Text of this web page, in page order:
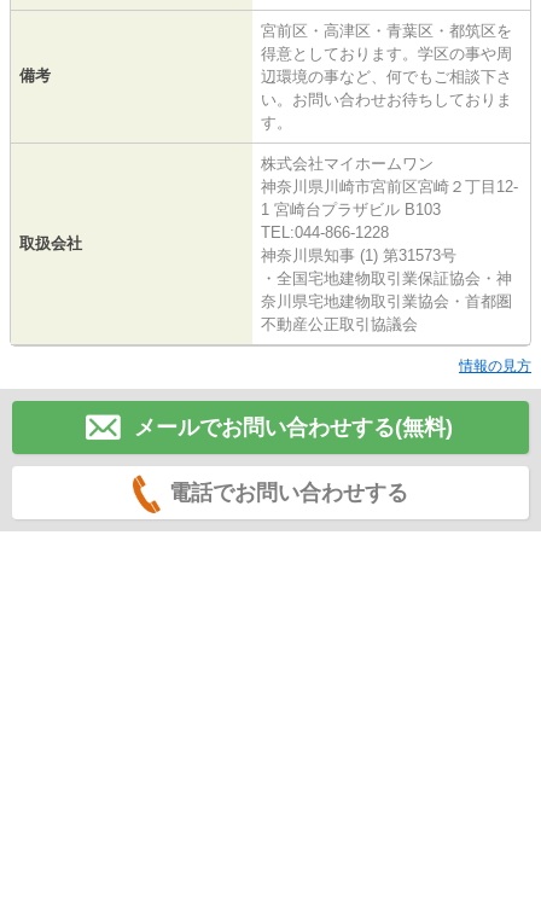
備考
宮前区・高津区・青葉区・都筑区を
得意としております。学区の事や周
辺環境の事など、何でもご相談下さ
い。お問い合わせお待ちしておりま
す。
取扱会社
株式会社マイホームワン
神奈川県川崎市宮前区宮崎２丁目12-
1 宮崎台プラザビル B103
TEL:044-866-1228
神奈川県知事 (1) 第31573号
・全国宅地建物取引業保証協会・神
奈川県宅地建物取引業協会・首都圏
不動産公正取引協議会
情報の見方
メールでお問い合わせする(無料)
電話でお問い合わせする